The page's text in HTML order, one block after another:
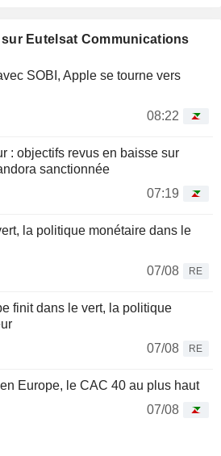
Eutelsat Communications
SOBI, Apple se tourne vers
08:22
: objectifs revus en baisse sur
sanctionnée
07:19
la politique monétaire dans le
07/08
RE
finit dans le vert, la politique
07/08
RE
Europe, le CAC 40 au plus haut
07/08